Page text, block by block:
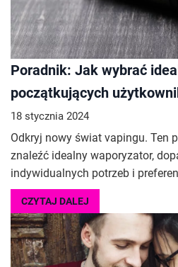
Poradnik: Jak wybrać
początkujących
18 stycznia 2024
Odkryj nowy świat vapingu. Ten
znaleźć idealny waporyzator,
indywidualnych potrzeb i
CZYTAJ DALEJ